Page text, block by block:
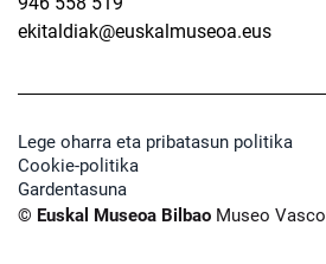
ekitaldiak@euskalmuseoa.eus
© Euskal Museoa Bilbao Museo Vasco
Lege oharra eta pribatasun politika
Cookie-politika
Gardentasuna